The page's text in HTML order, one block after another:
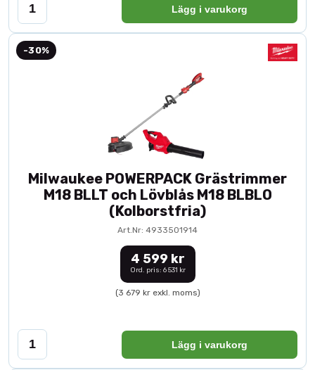
Lägg i varukorg
-30%
Milwaukee POWERPACK Grästrimmer
M18 BLLT och Lövblås M18 BLBLO
(Kolborstfria)
Art.Nr: 4933501914
4 599 kr
Ord. pris: 6 531 kr
(3 679 kr exkl. moms)
Lägg i varukorg